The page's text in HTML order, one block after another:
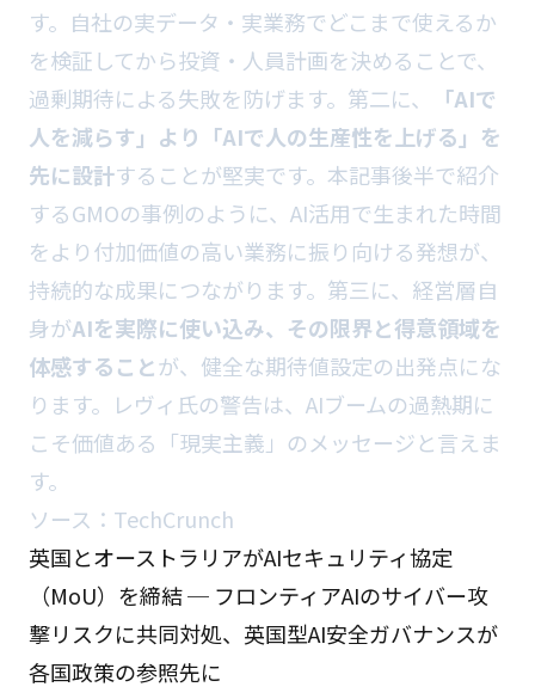
す。自社の実データ・実業務でどこまで使えるか
を検証してから投資・人員計画を決めることで、
過剰期待による失敗を防げます。第二に、
「AIで
人を減らす」より「AIで人の生産性を上げる」を
先に設計することが堅実です。本記事後半で紹介
するGMOの事例のように、AI活用で生まれた時間
をより付加価値の高い業務に振り向ける発想が、
持続的な成果につながります。第三に、経営層自
身がAIを実際に使い込み、その限界と得意領域を
体感することが、健全な期待値設定の出発点にな
ります。レヴィ氏の警告は、AIブームの過熱期に
こそ価値ある「現実主義」のメッセージと言えま
す。
ソース： TechCrunch
英国とオーストラリアがAIセキュリティ協定
（MoU）を締結 ─ フロンティアAIのサイバー攻
撃リスクに共同対処、英国型AI安全ガバナンスが
各国政策の参照先に